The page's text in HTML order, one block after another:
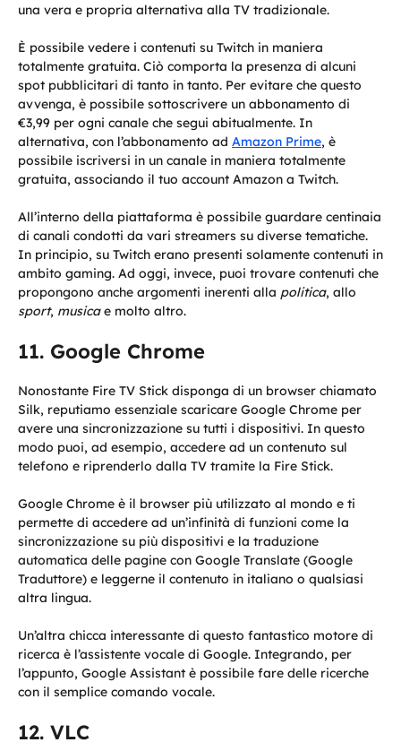
una vera e propria alternativa alla TV tradizionale.
È possibile vedere i contenuti su Twitch in maniera
totalmente gratuita. Ciò comporta la presenza di alcuni
spot pubblicitari di tanto in tanto. Per evitare che questo
avvenga, è possibile sottoscrivere un abbonamento di
€3,99 per ogni canale che segui abitualmente. In
alternativa, con l’abbonamento ad Amazon Prime, è
possibile iscriversi in un canale in maniera totalmente
gratuita, associando il tuo account Amazon a Twitch.
All’interno della piattaforma è possibile guardare centinaia
di canali condotti da vari streamers su diverse tematiche.
In principio, su Twitch erano presenti solamente contenuti in
ambito gaming. Ad oggi, invece, puoi trovare contenuti che
propongono anche argomenti inerenti alla politica, allo
sport, musicae molto altro.
Google Chrome
Nonostante Fire TV Stick disponga di un browser chiamato
Silk, reputiamo essenziale scaricare Google Chrome per
avere una sincronizzazione su tutti i dispositivi. In questo
modo puoi, ad esempio, accedere ad un contenuto sul
telefono e riprenderlo dalla TV tramite la Fire Stick.
Google Chrome è il browser più utilizzato al mondo e ti
permette di accedere ad un’infinità di funzioni come la
sincronizzazione su più dispositivi e la traduzione
automatica delle pagine con Google Translate (Google
Traduttore) e leggerne il contenuto in italiano o qualsiasi
altra lingua.
Un’altra chicca interessante di questo fantastico motore di
ricerca è l’assistente vocale di Google. Integrando, per
l’appunto, Google Assistant è possibile fare delle ricerche
con il semplice comando vocale.
VLC